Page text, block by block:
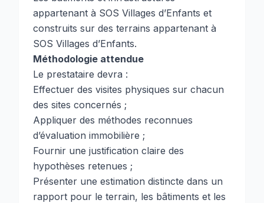
appartenant à SOS Villages d’Enfants et
construits sur des terrains appartenant à
SOS Villages d’Enfants.
Méthodologie attendue
Le prestataire devra :
Effectuer des visites physiques sur chacun
des sites concernés ;
Appliquer des méthodes reconnues
d’évaluation immobilière ;
Fournir une justification claire des
hypothèses retenues ;
Présenter une estimation distincte dans un
rapport pour le terrain, les bâtiments et les